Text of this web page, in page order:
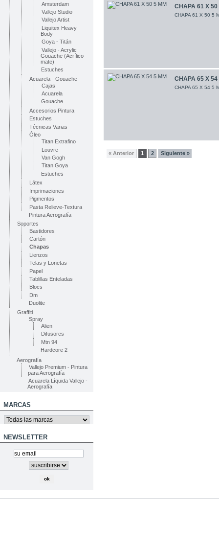
Amsterdam
Vallejo Studio
Vallejo Artist
Liquitex Heavy
Body
Goya - Titán
Vallejo - Acrylic
Gouache (Acrílico
mate)
Estuches
Acuarela - Gouache
Cajas
Acuarela
Gouache
Accesorios Pintura
Estuches
Técnicas Varias
Óleo
Titan Extrafino
Louvre
Van Gogh
Titan Goya
Estuches
Látex
Imprimaciones
Pigmentos
Pasta Relieve-Textura
Pintura Aerografía
Soportes
Bastidores
Cartón
Chapas
Lienzos
Telas y Lonetas
Papel
Tablillas Enteladas
Blocs
Dm
Duolite
Graffiti
Spray
Alien
Difusores
Mtn 94
Hardcore 2
Aerografía
Vallejo Premium - Pintura
para Aerografía
Acuarela Líquida Vallejo -
Aerografía
MARCAS
NEWSLETTER
CHAPA 61 X 50
CHAPA 61 X 50 5
CHAPA 65 X 54
CHAPA 65 X 54 5
« Anterior 1 2 Siguiente »